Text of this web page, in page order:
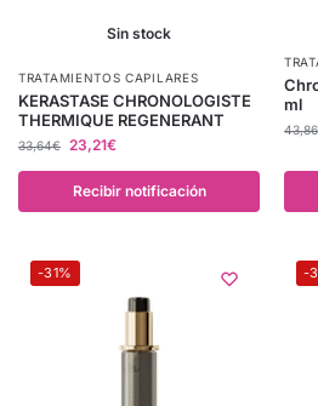
Sin stock
TRATAMIENTOS CAPILARES
KERASTASE CHRONOLOGISTE
THERMIQUE REGENERANT
33,64€ 23,21€
Recibir notificación
ml
43,86
-31% -